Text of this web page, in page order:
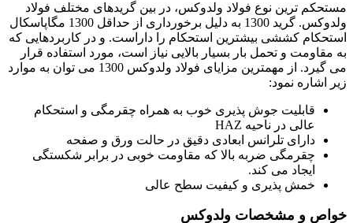
مستحکم ترین نوع فولاد ولدوکس، در بین گریدهای مختلف فولاد
ولدوکس. گرید 1300 به دلیل برخورداری از حداقل 1300 مگاپاسکال
استحکام کششی بیشترین استحکام را داراست. و در کاربردهایی که
به مقاومت و تحمل بار بسیار بالایی نیاز است، مورد استفاده قرار
می گیرد. از مهمترین مزایای فولاد ولدوکس 1300 می توان به موارد
زیر اشاره نمود:
قابلیت جوش پذیری خوب به همراه چقرمگی و استحکام
عالی در ناحیه HAZ
دارای تلرانس ابعادی دقیق در حالت ورق و صفحه
چقرمگی ضربه بالا که مقاومت خوبی در برابر شکستگی
ایجاد می کند.
خمش پذیری و کیفیت سطح عالی
خواص و مشخصات ولدوکس